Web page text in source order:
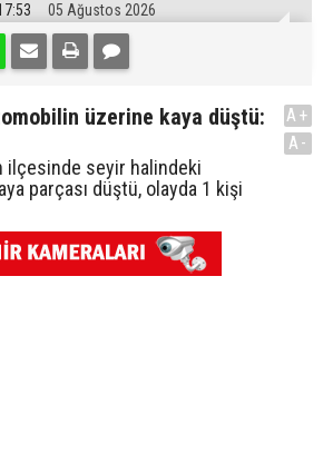
05 Ağustos 2026
üzerine kaya düştü:
ilçesinde seyir halindeki
parçası düştü, olayda 1 kişi
A+
A-